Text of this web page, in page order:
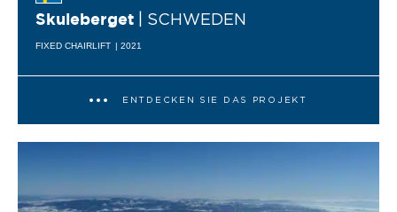
Skuleberget | SCHWEDEN
FIXED CHAIRLIFT | 2021
ENTDECKEN SIE DAS PROJEKT